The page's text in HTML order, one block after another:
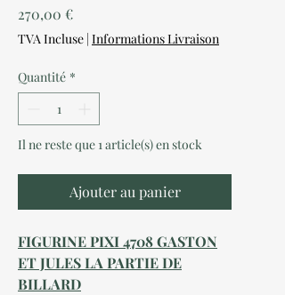
270,00 €Prix
TVA Incluse | Informations Livraison
Quantité *
Il ne reste que 1 article(s) en stock
Ajouter au panier
FIGURINE PIXI 4708 GASTON
ET JULES LA PARTIE DE
BILLARD